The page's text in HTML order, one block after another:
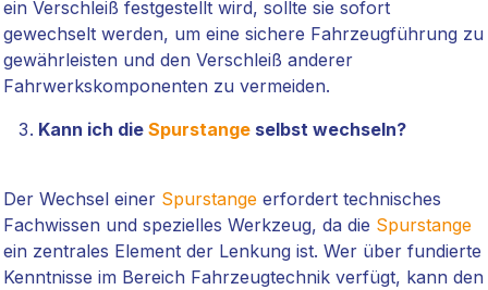
ein Verschleiß festgestellt wird, sollte sie sofort
gewechselt werden, um eine sichere Fahrzeugführung zu
gewährleisten und den Verschleiß anderer
Fahrwerkskomponenten zu vermeiden.
Kann ich die Spurstangeselbst wechseln?
Der Wechsel einer Spurstangeerfordert technisches
Fachwissen und spezielles Werkzeug, da die Spurstange
ein zentrales Element der Lenkung ist. Wer über fundierte
Kenntnisse im Bereich Fahrzeugtechnik verfügt, kann den